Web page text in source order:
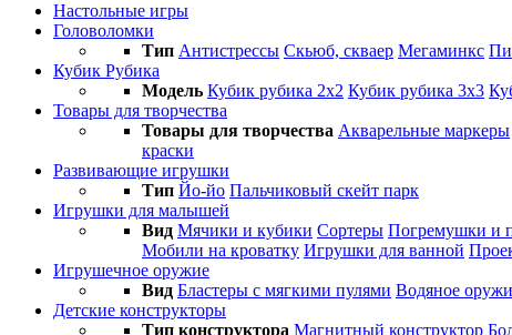
Настольные игры
Головоломки
Тип Антистресcы Cкьюб, скваер Мегаминкс
Кубик Рубика
Модель Кубик рубика 2х2 Кубик рубика 3х3
Товары для творчества
Товары для творчества Акварельные маркеры
краски
Развивающие игрушки
Тип Йо-йо Пальчиковый скейт парк
Игрушки для малышей
Вид Мячики и кубики Сортеры Погремушки и
Мобили на кроватку Игрушки для ванной
Игрушечное оружие
Вид Бластеры с мягкими пулями Водяное
Детские конструкторы
Тип конструктора Магнитный конструктор